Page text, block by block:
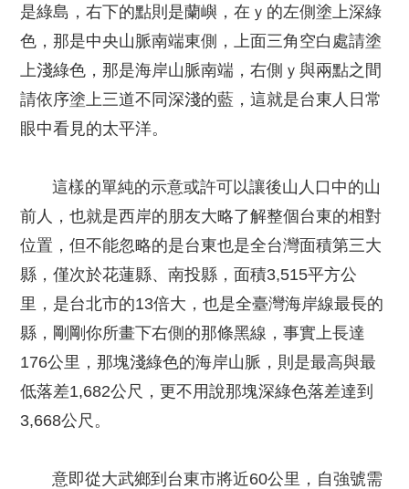
是綠島，右下的點則是蘭嶼，在ｙ的左側塗上深綠
色，那是中央山脈南端東側，上面三角空白處請塗
上淺綠色，那是海岸山脈南端，右側ｙ與兩點之間
請依序塗上三道不同深淺的藍，這就是台東人日常
眼中看見的太平洋。
這樣的單純的示意或許可以讓後山人口中的山
前人，也就是西岸的朋友大略了解整個台東的相對
位置，但不能忽略的是台東也是全台灣面積第三大
縣，僅次於花蓮縣、南投縣，面積3,515平方公
里，是台北市的13倍大，也是全臺灣海岸線最長的
縣，剛剛你所畫下右側的那條黑線，事實上長達
176公里，那塊淺綠色的海岸山脈，則是最高與最
低落差1,682公尺，更不用說那塊深綠色落差達到
3,668公尺。
意即從大武鄉到台東市將近60公里，自強號需